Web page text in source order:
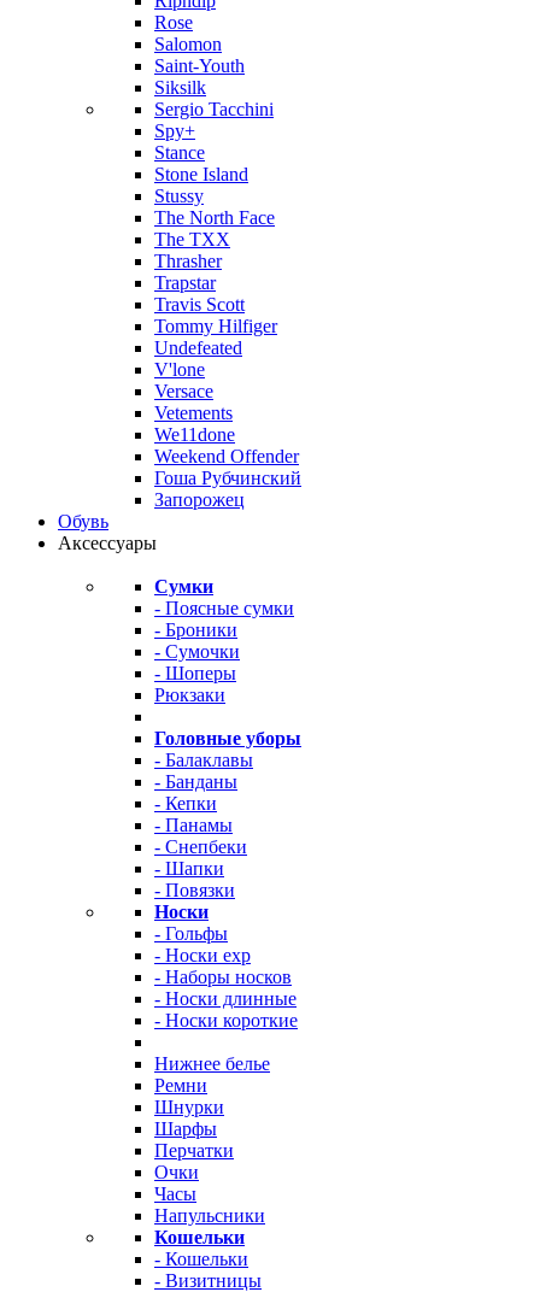
Rose
Salomon
Saint-Youth
Siksilk
Sergio Tacchini
Spy+
Stance
Stone Island
Stussy
The North Face
The TXX
Thrasher
Trapstar
Travis Scott
Tommy Hilfiger
Undefeated
V'lone
Versace
Vetements
We11done
Weekend Offender
Гоша Рубчинский
Запорожец
Обувь
Аксессуары
Сумки
- Поясные сумки
- Броники
- Сумочки
- Шоперы
Рюкзаки
Головные уборы
- Балаклавы
- Банданы
- Кепки
- Панамы
- Снепбеки
- Шапки
- Повязки
Носки
- Гольфы
- Носки exp
- Наборы носков
- Носки длинные
- Носки короткие
Нижнее белье
Ремни
Шнурки
Шарфы
Перчатки
Очки
Часы
Напульсники
Кошельки
- Кошельки
- Визитницы